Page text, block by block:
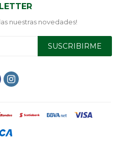
nuestras novedades!
SUSCRIBIRME
